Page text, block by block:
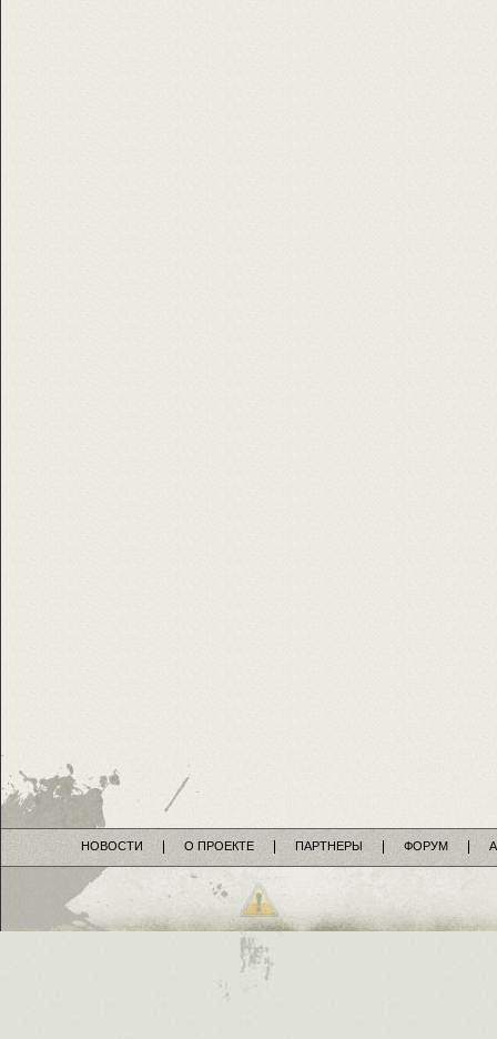
НОВОСТИ О ПРОЕКТЕ ПАРТНЕРЫ ФОРУМ